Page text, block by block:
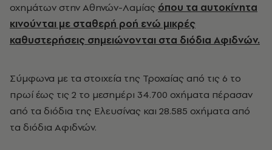
οχημάτων στην Αθηνών-Λαμίας όπου τα αυτοκίνητα
κινούνται με σταθερή ροή ενώ μικρές
καθυστερήσεις σημειώνονται στα διόδια Αφιδνών.
Σύμφωνα με τα στοιχεία της Τροχαίας από τις 6 το
πρωί έως τις 2 το μεσημέρι 34.700 οχήματα πέρασαν
από τα διόδια της Ελευσίνας και 28.585 οχήματα από
τα διόδια Αφιδνών.